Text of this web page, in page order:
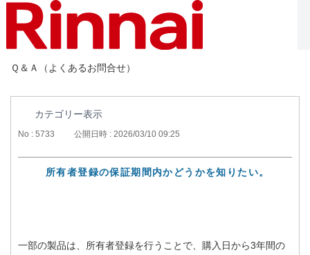
Ｑ＆Ａ（よくあるお問合せ）
カテゴリー表示
No : 5733 公開日時 : 2026/03/10 09:25
所有者登録の保証期間内かどうかを知りたい。
一部の製品は、所有者登録を行うことで、購入日から3年間の